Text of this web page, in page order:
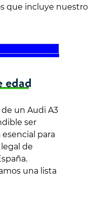
que incluye nuestro
edad
un Audi A3
ser
para
de
una lista